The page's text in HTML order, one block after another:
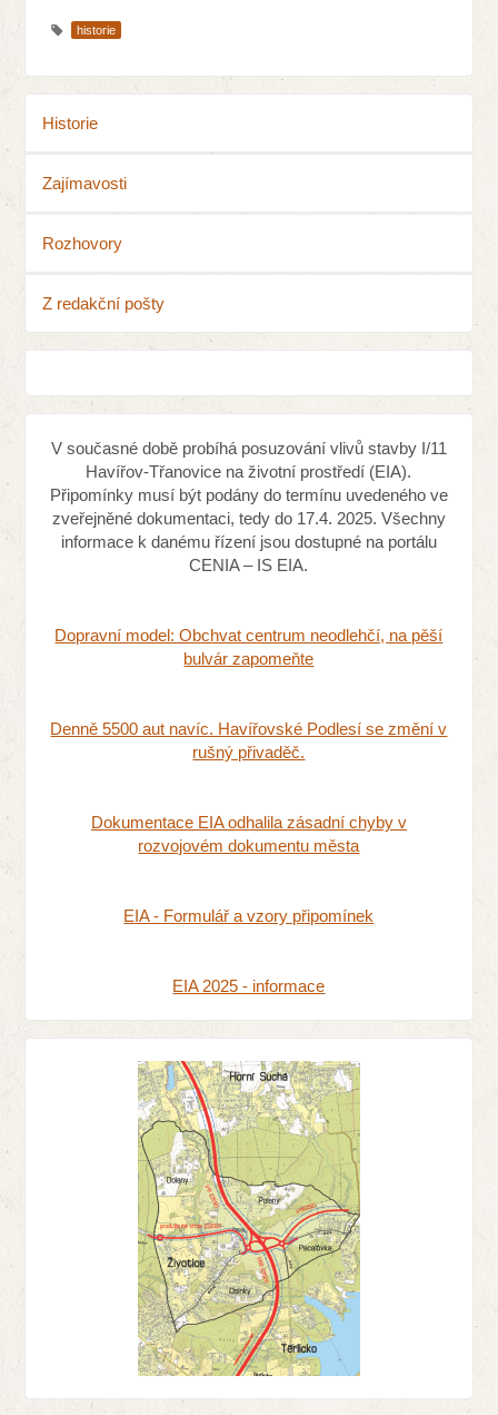
historie
Historie
Zajímavosti
Rozhovory
Z redakční pošty
V současné době probíhá posuzování vlivů stavby I/11
Havířov-Třanovice na životní prostředí (EIA).
Připomínky musí být podány do termínu uvedeného ve
zveřejněné dokumentaci, tedy do 17.4. 2025. Všechny
informace k danému řízení jsou dostupné na portálu
CENIA – IS EIA.
Dopravní model: Obchvat centrum neodlehčí, na pěší
bulvár zapomeňte
Denně 5500 aut navíc. Havířovské Podlesí se změní v
rušný přivaděč.
Dokumentace EIA odhalila zásadní chyby v
rozvojovém dokumentu města
EIA - Formulář a vzory připomínek
EIA 2025 - informace